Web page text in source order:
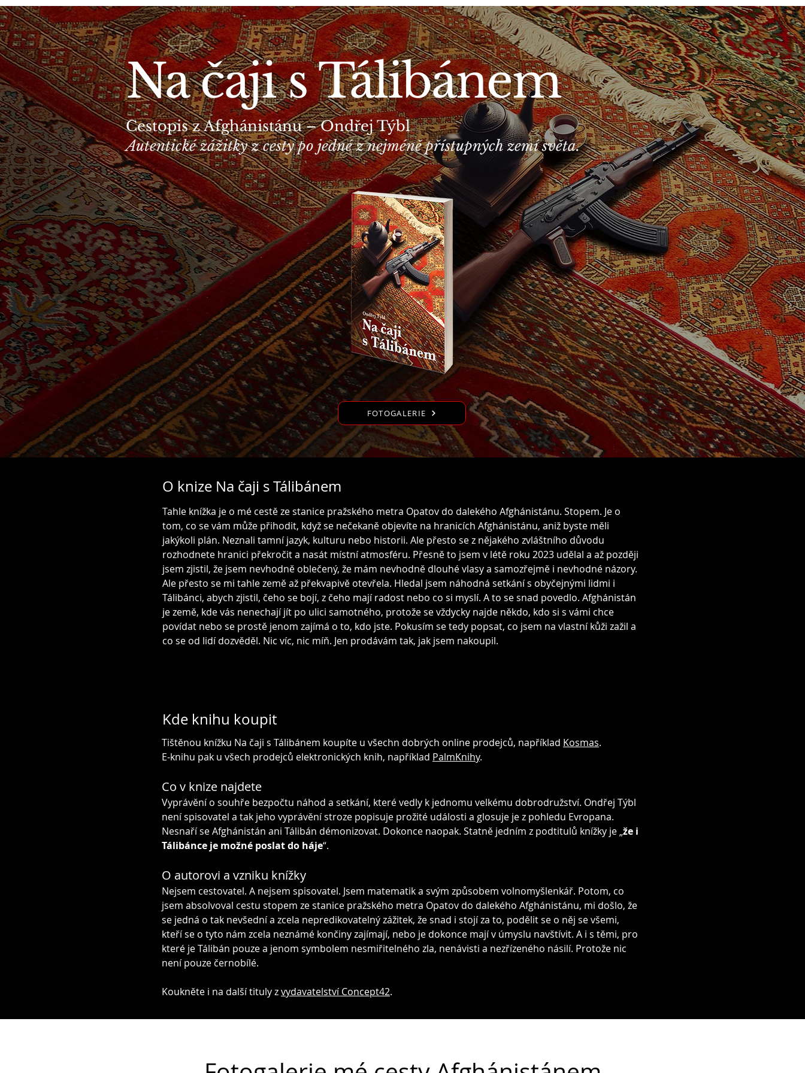
Na čaji s Tálibánem
Cestopis z Afghánistánu – Ondřej Týbl
Autentické zážitky z cesty po jedné z nejméně přístupných zemí světa.
FOTOGALERIE
O knize Na čaji s Tálibánem
Tahle knížka je o mé cestě ze stanice pražského metra Opatov do dalekého Afghánistánu. Stopem. Je o
tom, co se vám může přihodit, když se nečekaně objevíte na hranicích Afghánistánu, aniž byste měli
jakýkoli plán. Neznali tamní jazyk, kulturu nebo historii. Ale přesto se z nějakého zvláštního důvodu
rozhodnete hranici překročit a nasát místní atmosféru. Přesně to jsem v létě roku 2023 udělal a až později
jsem zjistil, že jsem nevhodně oblečený, že mám nevhodně dlouhé vlasy a samozřejmě i nevhodné názory.
Ale přesto se mi tahle země až překvapivě otevřela. Hledal jsem náhodná setkání s obyčejnými lidmi i
Tálibánci, abych zjistil, čeho se bojí, z čeho mají radost nebo co si myslí. A to se snad povedlo. Afghánistán
je země, kde vás nenechají jít po ulici samotného, protože se vždycky najde někdo, kdo si s vámi chce
povídat nebo se prostě jenom zajímá o to, kdo jste. Pokusím se tedy popsat, co jsem na vlastní kůži zažil a
co se od lidí dozvěděl. Nic víc, nic míň. Jen prodávám tak, jak jsem nakoupil.
Kde knihu koupit
Tištěnou knížku Na čaji s Tálibánem koupíte u všechn dobrých online prodejců, například Kosmas.
E-knihu pak u všech prodejců elektronických knih, například PalmKnihy.
Co v knize najdete
Vyprávění o souhře bezpočtu náhod a setkání, které vedly k jednomu velkému dobrodružství. Ondřej Týbl
není spisovatel a tak jeho vyprávění stroze popisuje prožité události a glosuje je z pohledu Evropana.
Nesnaří se Afghánistán ani Tálibán démonizovat. Dokonce naopak. Statně jedním z podtitulů knížky je „že i
Tálibánce je možné poslat do háje“.
O autorovi a vzniku knížky
Nejsem cestovatel. A nejsem spisovatel. Jsem matematik a svým způsobem volnomyšlenkář. Potom, co
jsem absolvoval cestu stopem ze stanice pražského metra Opatov do dalekého Afghánistánu, mi došlo, že
se jedná o tak nevšední a zcela nepredikovatelný zážitek, že snad i stojí za to, podělit se o něj se všemi,
kteří se o tyto nám zcela neznámé končiny zajímají, nebo je dokonce mají v úmyslu navštívit. A i s těmi, pro
které je Tálibán pouze a jenom symbolem nesmiřitelného zla, nenávisti a nezřízeného násilí. Protože nic
není pouze černobílé.
Koukněte i na další tituly zvydavatelství Concept42.